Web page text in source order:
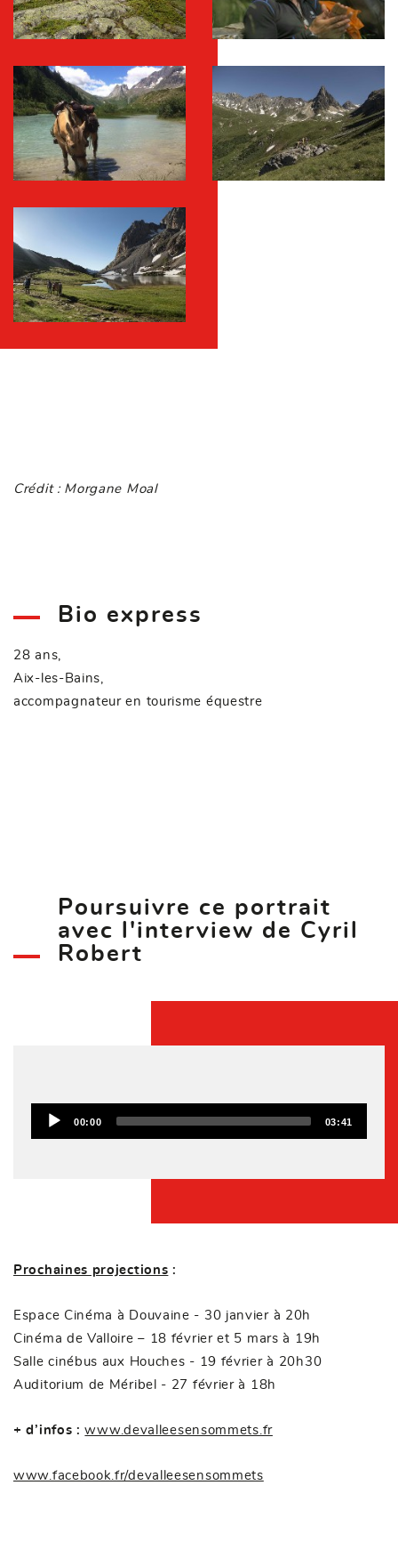
Crédit : Morgane Moal
Bio express
28 ans,
Aix-les-Bains,
accompagnateur en tourisme équestre
Poursuivre ce portrait
avec l'interview de Cyril
Robert
c
00:00 03:41
Prochaines projections :
Espace Cinéma à Douvaine - 30 janvier à 20h
Cinéma de Valloire – 18 février et 5 mars à 19h
Salle cinébus aux Houches - 19 février à 20h30
Auditorium de Méribel - 27 février à 18h
+ d’infos :www.devalleesensommets.fr
www.facebook.fr/devalleesensommets